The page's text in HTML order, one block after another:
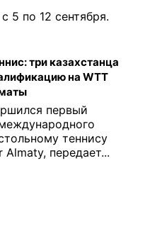
5 по 12 сентября.
три казахстанца
на WTT
первый
теннису
Almaty, передает...